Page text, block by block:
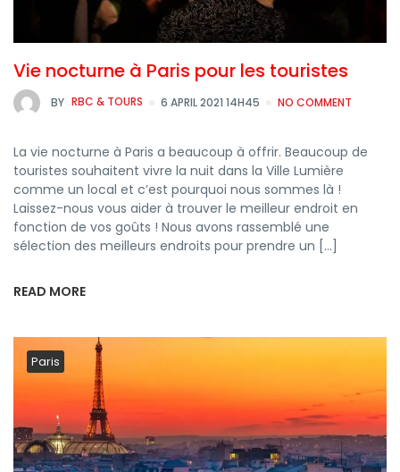
Vie nocturne à Paris pour les touristes
BY RBC & TOURS 6 APRIL 2021 14H45 NO COMMENT
La vie nocturne à Paris a beaucoup à offrir. Beaucoup de
touristes souhaitent vivre la nuit dans la Ville Lumière
comme un local et c’est pourquoi nous sommes là !
Laissez-nous vous aider à trouver le meilleur endroit en
fonction de vos goûts ! Nous avons rassemblé une
sélection des meilleurs endroits pour prendre un […]
READ MORE
Paris